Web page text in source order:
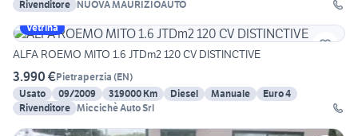
Rivenditore NUOVA MAURIZIOAUTO
Vetrina
ALFA ROEMO MITO 1.6 JTDm2 120 CV DISTINCTIVE
3.990 €Pietraperzia (EN)
Usato
09/2009 319000 Km Diesel Manuale
Euro 4
Rivenditore Miccichè Auto Srl